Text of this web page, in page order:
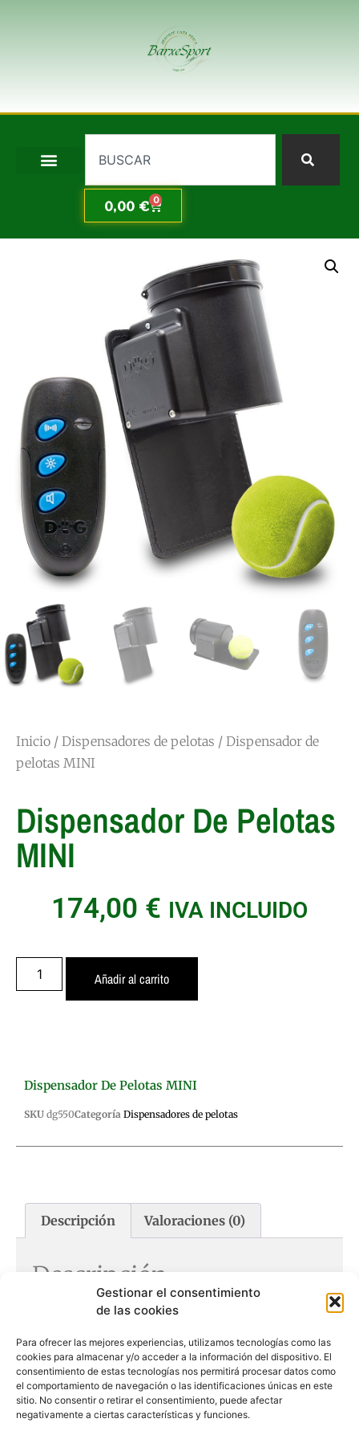
Gestionar el consentimiento
de las cookies
Para ofrecer las mejores experiencias, utilizamos tecnologías como las
cookies para almacenar y/o acceder a la información del dispositivo. El
consentimiento de estas tecnologías nos permitirá procesar datos como
el comportamiento de navegación o las identificaciones únicas en este
sitio. No consentir o retirar el consentimiento, puede afectar
negativamente a ciertas características y funciones.
0,00€ 0
Inicio / Dispensadores de pelotas / Dispensador de
pelotas MINI
Dispensador De Pelotas
MINI
174,00 € IVA INCLUIDO
Añadir al carrito
Dispensador De Pelotas MINI
SKU dg550Categoría Dispensadores de pelotas
Descripción Valoraciones (0)
Descripción
El D-Ball mini es un dispensador de pelotas de
perros.
Almacena 1 pelota de 70mm.
Manejable a 10 metros de distancia.
Accionado por control remoto.
Es el modelo más pequeño y de menor peso del
mercado.